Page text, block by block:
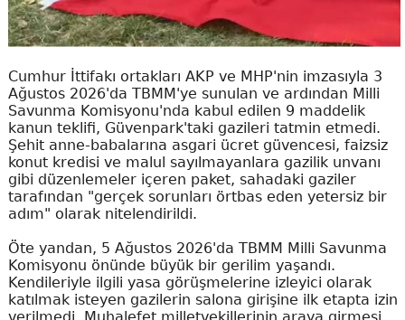
Cumhur İttifakı ortakları AKP ve MHP'nin imzasıyla 3
Ağustos 2026'da TBMM'ye sunulan ve ardından Milli
Savunma Komisyonu'nda kabul edilen 9 maddelik
kanun teklifi, Güvenpark'taki gazileri tatmin etmedi.
Şehit anne-babalarına asgari ücret güvencesi, faizsiz
konut kredisi ve malul sayılmayanlara gazilik unvanı
gibi düzenlemeler içeren paket, sahadaki gaziler
tarafından "gerçek sorunları örtbas eden yetersiz bir
adım" olarak nitelendirildi.
Öte yandan, 5 Ağustos 2026'da TBMM Milli Savunma
Komisyonu önünde büyük bir gerilim yaşandı.
Kendileriyle ilgili yasa görüşmelerine izleyici olarak
katılmak isteyen gazilerin salona girişine ilk etapta izin
verilmedi. Muhalefet milletvekillerinin araya girmesi